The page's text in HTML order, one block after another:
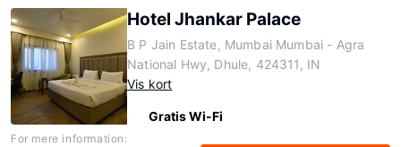
Hotel Jhankar Palace
B P Jain Estate, Mumbai Mumbai - Agra
National Hwy, Dhule, 424311, IN
Vis kort
Gratis Wi-Fi
For mere information: